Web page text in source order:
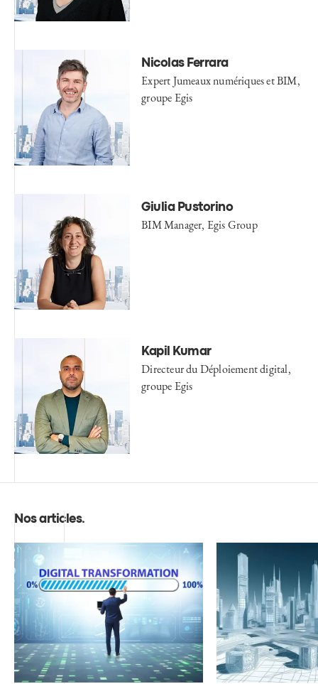
Nicolas Ferrara
Expert Jumeaux numériques et BIM,
groupe Egis
Giulia Pustorino
BIM Manager, Egis Group
Kapil Kumar
Directeur du Déploiement digital,
groupe Egis
Nos articles.